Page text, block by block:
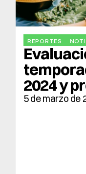
REPORTES
2024 y
5 de marzo de